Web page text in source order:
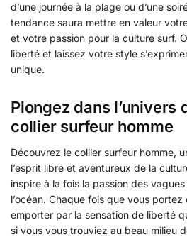
d’une journée à la plage ou d’une
tendance saura mettre en valeur
et votre passion pour la culture surf.
liberté et laissez votre style
unique.
Plongez dans l’univers
collier surfeur homme
Découvrez le collier surfeur homme,
l’esprit libre et aventureux de la
inspire à la fois la passion des
l’océan. Chaque fois que vous
emporter par la sensation de liberté
si vous vous trouviez au beau milieu